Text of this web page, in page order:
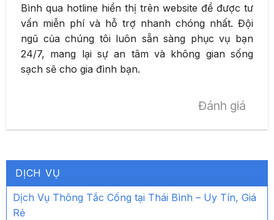
Bình qua hotline hiển thị trên website để được tư
vấn miễn phí và hỗ trợ nhanh chóng nhất. Đội
ngũ của chúng tôi luôn sẵn sàng phục vụ bạn
24/7, mang lại sự an tâm và không gian sống
sạch sẽ cho gia đình bạn.
Đánh giá
DỊCH VỤ
Dịch Vụ Thông Tắc Cống tại Thái Bình – Uy Tín, Giá
Rẻ